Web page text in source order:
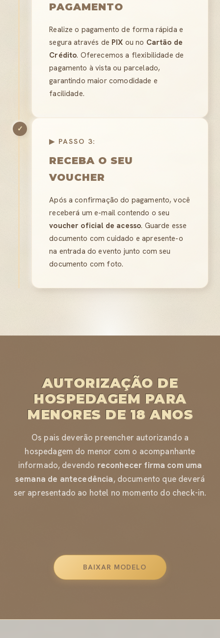
PAGAMENTO
Realize o pagamento de forma rápida e
segura através de PIX ou no Cartão de
Crédito. Oferecemos a flexibilidade de
pagamento à vista ou parcelado,
garantindo maior comodidade e
facilidade.
✓
▶ PASSO 3:
RECEBA O SEU
VOUCHER
Após a confirmação do pagamento, você
receberá um e-mail contendo o seu
voucher oficial de acesso. Guarde esse
documento com cuidado e apresente-o
na entrada do evento junto com seu
documento com foto.
AUTORIZAÇÃO DE
HOSPEDAGEM PARA
MENORES DE 18 ANOS
Os pais deverão preencher autorizando a
hospedagem do menor com o acompanhante
informado, devendo reconhecer firma com uma
semana de antecedência, documento que deverá
ser apresentado ao hotel no momento do check-in.
BAIXAR MODELO